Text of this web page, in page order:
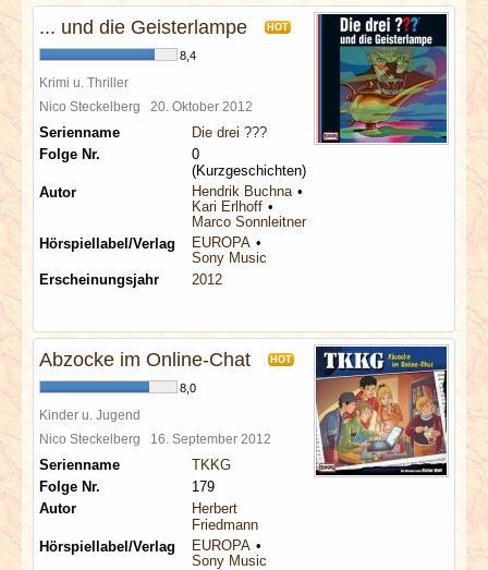
... und die Geisterlampe HOT
8,4
Krimi u. Thriller
Nico Steckelberg 20. Oktober 2012
Serienname
Die drei ???
Folge Nr.
0
(Kurzgeschichten)
Autor
Hendrik Buchna
Kari Erlhoff
Marco Sonnleitner
Hörspiellabel/Verlag
EUROPA
Sony Music
Erscheinungsjahr
2012
Abzocke im Online-Chat HOT
8,0
Kinder u. Jugend
Nico Steckelberg 16. September 2012
Serienname
TKKG
Folge Nr.
179
Autor
Herbert
Friedmann
Hörspiellabel/Verlag
EUROPA
Sony Music